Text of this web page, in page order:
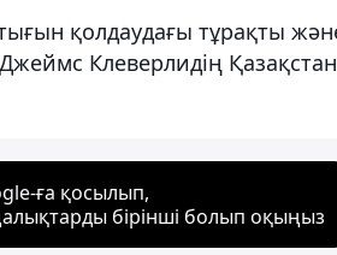
қолдаудағы тұрақты
Клеверлидің
ға қосылып,
бірінші болып оқыңыз